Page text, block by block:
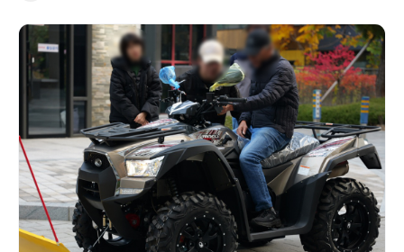
전국이 선택한제설·다목적 장비 전문기업